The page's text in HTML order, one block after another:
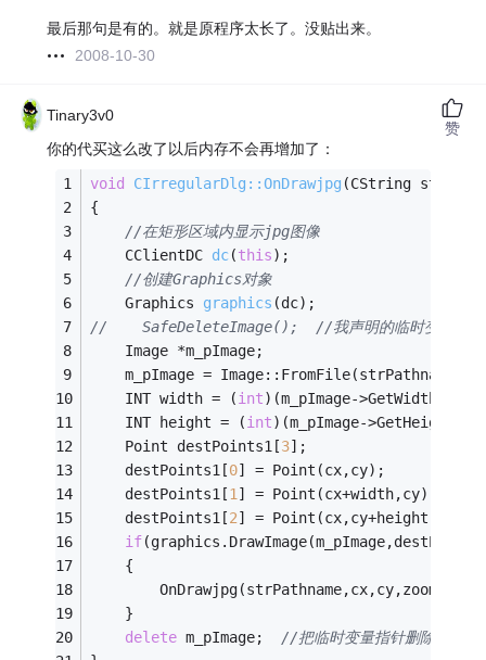
最后那句是有的。就是原程序太长了。没贴出来。
2008-10-30
Tinary3v0
你的代买这么改了以后内存不会再增加了：
void
CIrregularDlg::OnDrawjpg (CString
{
//在矩形区域内显示jpg图像
CClientDC dc(this) ;
//创建Graphics对象
Graphics graphics (dc) ;
//    SafeDeleteImage();  //我声明的临时变量，不知
	Image *m_pImage;
m_pImage =
    INT width = (
int)(m_pImage-
    INT height = (
int)(m_pImage-
	Point destPoints1[
3];
    destPoints1[
0] = Point(cx,cy);
    destPoints1[
1] = Point(cx+width,cy);
    destPoints1[
2] = Point(cx,cy+height);
if
    {
        OnDrawjpg(strPathname,cx,cy,zoom);
    }
delete m_pImage; //把临时变量指针删除
赞